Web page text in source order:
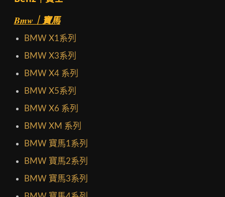
Bmw｜寶馬
BMW X1系列
BMW X3系列
BMW X4 系列
BMW X5系列
BMW X6 系列
BMW XM 系列
BMW 寶馬1系列
BMW 寶馬2系列
BMW 寶馬3系列